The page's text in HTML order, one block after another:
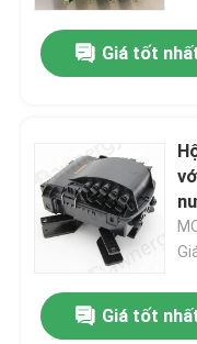
Nhà
Giá tốt
Giá tốt